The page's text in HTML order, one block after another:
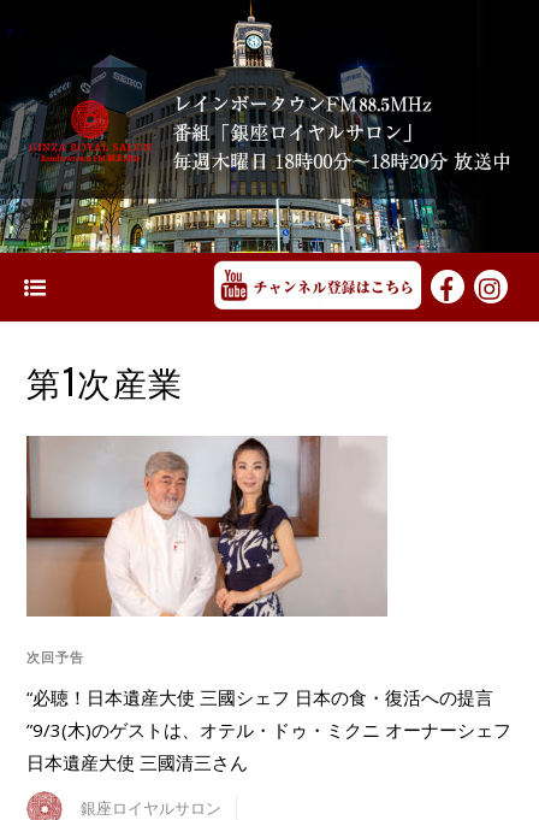
第1次産業
次回予告
“必聴！日本遺産大使 三國シェフ 日本の食・復活への提言
”9/3(木)のゲストは、オテル・ドゥ・ミクニ オーナーシェフ
日本遺産大使 三國清三さん
銀座ロイヤルサロン